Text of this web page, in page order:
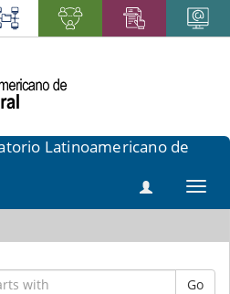
Latinoamericano de
Go